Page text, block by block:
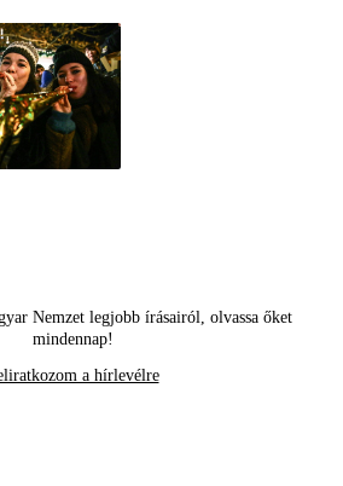
Nemzet legjobb írásairól, olvassa őket
mindennap!
a hírlevélre